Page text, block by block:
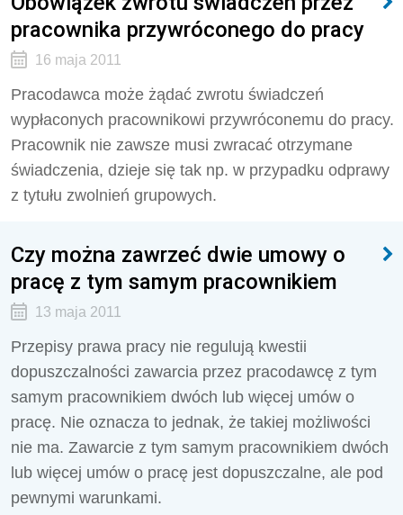
pracownika przywróconego do pracy
16 maja 2011
Pracodawca może żądać zwrotu świadczeń
wypłaconych pracownikowi przywróconemu do pracy.
Pracownik nie zawsze musi zwracać otrzymane
świadczenia, dzieje się tak np. w przypadku odprawy
z tytułu zwolnień grupowych.
Czy można zawrzeć dwie umowy o
pracę z tym samym pracownikiem
13 maja 2011
Przepisy prawa pracy nie regulują kwestii
dopuszczalności zawarcia przez pracodawcę z tym
samym pracownikiem dwóch lub więcej umów o
pracę. Nie oznacza to jednak, że takiej możliwości
nie ma. Zawarcie z tym samym pracownikiem dwóch
lub więcej umów o pracę jest dopuszczalne, ale pod
pewnymi warunkami.